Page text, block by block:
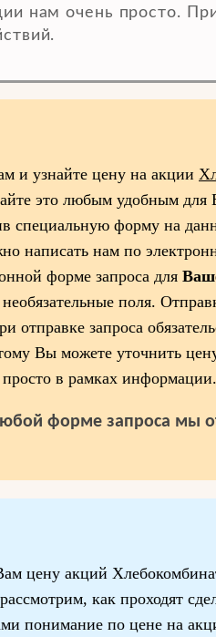
нам очень просто.
и узнайте цену на акции
это любым удобным для
специальную форму на
написать нам по
форме запроса для
поля.
отправке запроса
Вы можете уточнить
в рамках информации.
форме запроса мы
цену акций
как проходят
понимание по цене на